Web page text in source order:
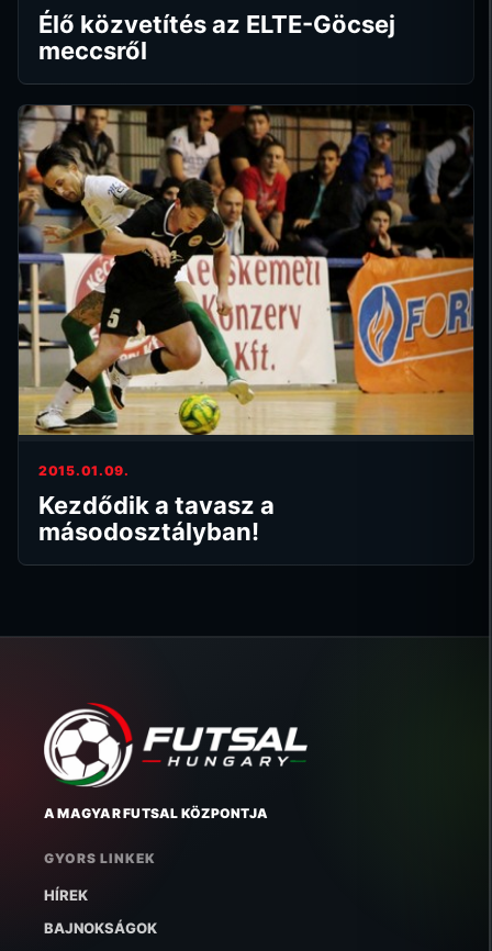
Élő közvetítés az ELTE-Göcsej
meccsről
2015.01.09.
Kezdődik a tavasz a
másodosztályban!
A MAGYAR FUTSAL KÖZPONTJA
GYORS LINKEK
HÍREK
BAJNOKSÁGOK